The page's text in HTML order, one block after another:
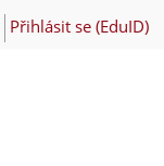
Přihlásit se (EduID)